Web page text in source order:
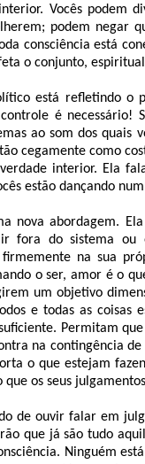
Vocês podem
podem negar
consciência está
o conjunto,
está refletindo o
é necessário!
ao som dos quais
cegamente como
interior. Ela
estão dançando
nova abordagem.
fora do sistema ou
na sua
o ser, amor é o
um objetivo
e todas as coisas
Permitam
na contingência
o que estejam
os seus
de ouvir falar em
que já são tudo
Ninguém